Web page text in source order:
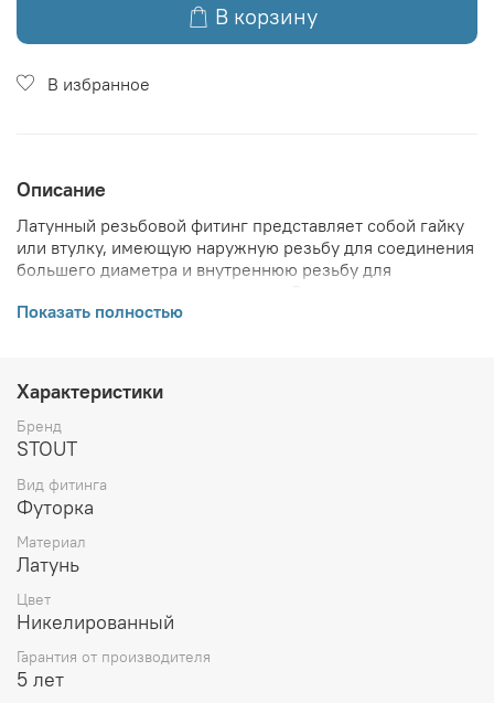
В корзину
В избранное
Описание
Латунный резьбовой фитинг представляет собой гайку
или втулку, имеющую наружную резьбу для соединения
большего диаметра и внутреннюю резьбу для
— обеспечить переход от одного диаметра резьбы к
характеристики, информация о комплекте поставки,
габаритах, внешнем виде и цвете, стране производства
и основываются на последних доступных сведениях от
производителя. Производитель оставляет за собой
вносить изменения в дизайн и технические
характеристики, не ухудшающие потребительских
свойств товара.
Показать полностью
Характеристики
Бренд
STOUT
Вид фитинга
Футорка
Материал
Латунь
Цвет
Никелированный
Гарантия от производителя
5 лет